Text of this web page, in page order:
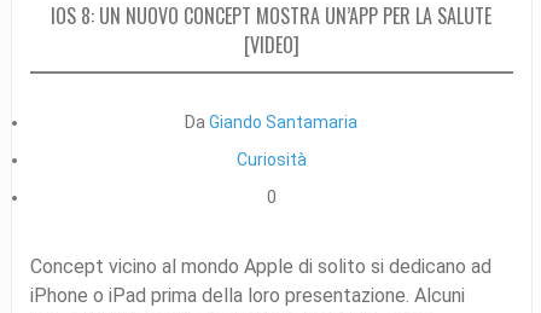
IOS 8: UN NUOVO CONCEPT MOSTRA UN’APP PER LA SALUTE
[VIDEO]
DaGiando Santamaria
Curiosità
0
Concept vicino al mondo Apple di solito si dedicano ad
iPhone o iPad prima della loro presentazione. Alcuni